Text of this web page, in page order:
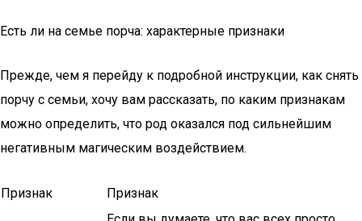
Есть ли на семье порча: характерные признаки
Прежде, чем я перейду к подробной инструкции, как снять
порчу с семьи, хочу вам рассказать, по каким признакам
можно определить, что род оказался под сильнейшим
негативным магическим воздействием.
Признак Признак